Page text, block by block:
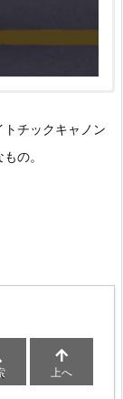
チックキャノン
の。
上へ